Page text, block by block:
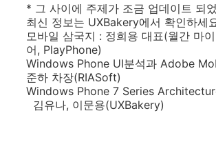
* 그 사이에 주제가 조금 업데이트 되
최신 정보는 UXBakery에서 확인하세
모바일 삼국지 : 정희용 대표(월간 마
어, PlayPhone)
Windows Phone UI분석과 Adobe
준하 차장(RIASoft)
Windows Phone 7 Series
김유나, 이문용(UXBakery)